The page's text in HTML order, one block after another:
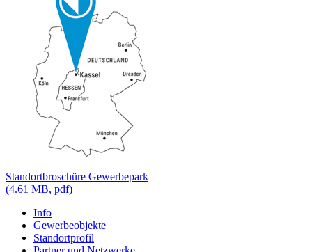
Standortbroschüre Gewerbepark
(4.61 MB, pdf)
Info
Gewerbeobjekte
Standortprofil